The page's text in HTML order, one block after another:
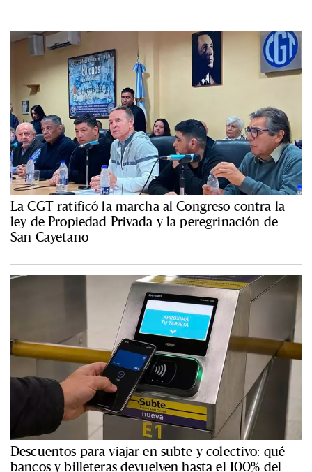
La CGT ratificó la marcha al Congreso contra la
ley de Propiedad Privada y la peregrinación de
San Cayetano
Descuentos para viajar en subte y colectivo: qué
bancos y billeteras devuelven hasta el 100% del